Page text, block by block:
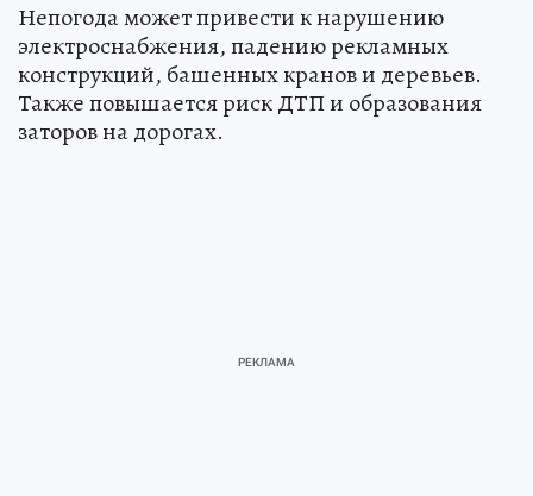
Непогода может привести к нарушению
электроснабжения, падению рекламных
конструкций, башенных кранов и деревьев.
Также повышается риск ДТП и образования
заторов на дорогах.